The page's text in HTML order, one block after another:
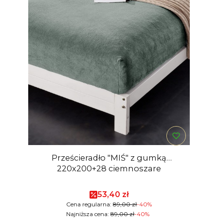
Prześcieradło "MIŚ" z gumką
220x200+28 ciemnoszare
Cena promocyjna
53,40 zł
Cena regularna: 89,00 zł-40%
Najniższa cena: 89,00 zł-40%